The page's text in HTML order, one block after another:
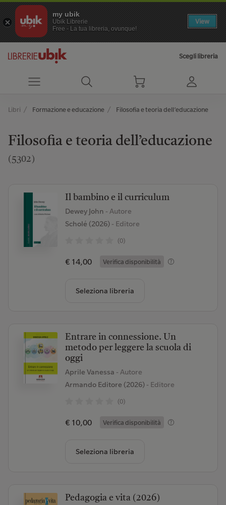
my ubik
Ubik Librerie
Free - La tua libreria, ovunque!
View
Scegli libreria
Libri Formazione e educazione Filosofia e teoria dell’educazione
Filosofia e teoria dell’educazione
(5302)
Il bambino e il curriculum
Dewey John - Autore
Scholé (2026)- Editore
(0)
€ 14,00 Verifica disponibilità
Seleziona libreria
Entrare in connessione. Un
metodo per leggere la scuola di
oggi
Aprile Vanessa - Autore
Armando Editore (2026)- Editore
(0)
€ 10,00 Verifica disponibilità
Seleziona libreria
Pedagogia e vita (2026)